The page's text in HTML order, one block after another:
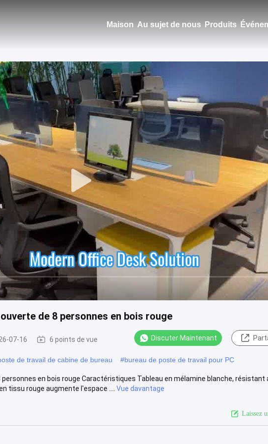
Maison Au sujet de nous Produits
de 8 personnes en bois rouge
07-16 6 points de vue Discuter Maintenant
de travail de cabine de bureau #bureau de poste de travail pour PC
en bois rouge Caractéristiques Tableau en mélamine blanche, résistant
tissu rouge augmente l'espace ....
Vue davantage
Laissez